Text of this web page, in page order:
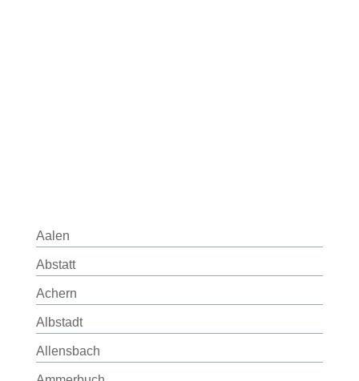
Aalen
Abstatt
Achern
Albstadt
Allensbach